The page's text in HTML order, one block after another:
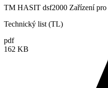
TM HASIT dsf2000 Zařízení pro
Technický list (TL)
pdf
162 KB